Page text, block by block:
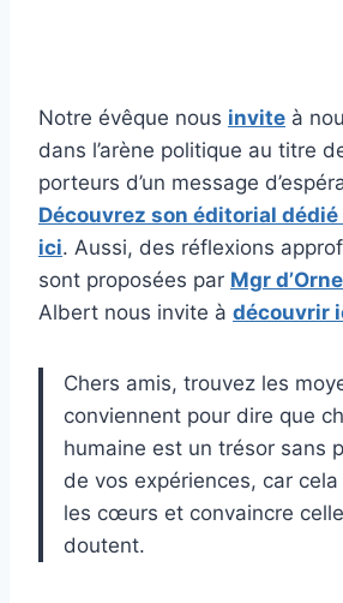
Notre évêque nous invite à
dans l’arène politique au titre
porteurs d’un message
Découvrez son éditorial
ici. Aussi, des réflexions
sont proposées par Mgr
Albert nous invite à découvrir
Chers amis, trouvez les
conviennent pour dire que
humaine est un trésor sans
de vos expériences, car
les cœurs et convaincre
doutent.